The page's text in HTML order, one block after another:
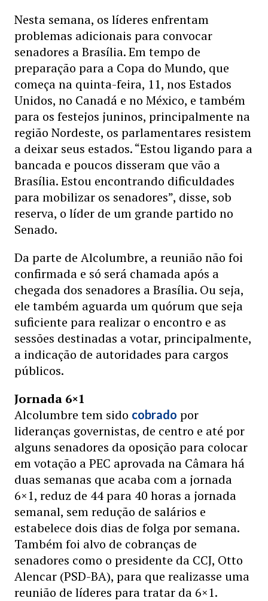
Nesta semana, os líderes enfrentam
problemas adicionais para convocar
senadores a Brasília. Em tempo de
preparação para a Copa do Mundo, que
começa na quinta-feira, 11, nos Estados
Unidos, no Canadá e no México, e também
para os festejos juninos, principalmente na
região Nordeste, os parlamentares resistem
a deixar seus estados. “Estou ligando para a
bancada e poucos disseram que vão a
Brasília. Estou encontrando dificuldades
para mobilizar os senadores”, disse, sob
reserva, o líder de um grande partido no
Senado.
Da parte de Alcolumbre, a reunião não foi
confirmada e só será chamada após a
chegada dos senadores a Brasília. Ou seja,
ele também aguarda um quórum que seja
suficiente para realizar o encontro e as
sessões destinadas a votar, principalmente,
a indicação de autoridades para cargos
públicos.
Jornada 6×1
Alcolumbre tem sido cobrado por
lideranças governistas, de centro e até por
alguns senadores da oposição para colocar
em votação a PEC aprovada na Câmara há
duas semanas que acaba com a jornada
6×1, reduz de 44 para 40 horas a jornada
semanal, sem redução de salários e
estabelece dois dias de folga por semana.
Também foi alvo de cobranças de
senadores como o presidente da CCJ, Otto
Alencar (PSD-BA), para que realizasse uma
reunião de líderes para tratar da 6×1.